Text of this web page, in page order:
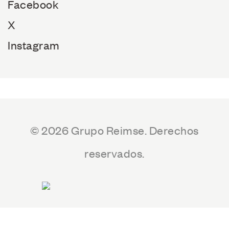
Facebook
X
Instagram
© 2026 Grupo Reimse. Derechos
reservados.